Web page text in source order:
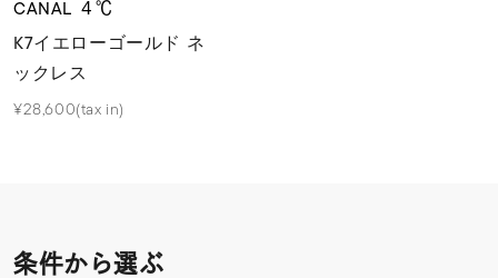
CANAL ４℃
K7イエローゴールド ネ
ックレス
¥28,600(tax in)
条件から選ぶ